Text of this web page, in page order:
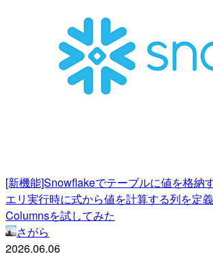
[新機能]Snowflakeでテーブルに値を格納
エリ実行時に式から値を計算する列を定
Columnsを試してみた
さがら
2026.06.06